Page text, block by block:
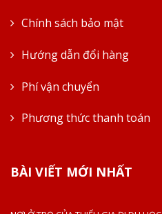
Chính sách bảo mật
Hướng dẫn đổi hàng
Phí vận chuyển
Phương thức thanh toán
BÀI VIẾT MỚI NHẤT